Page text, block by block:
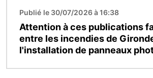
Publié le 30/07/2026 à 16:38
Attention à ces publications
entre les incendies de
l'installation de panneaux